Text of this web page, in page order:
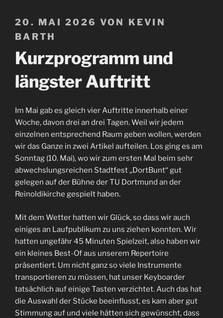
VERÖFFENTLICHT
AM
20. MAI 2026 VON KEVIN
BARTH
Kurzprogramm und
längster Auftritt
Im Mai gab es gleich vier Auftritte innerhalb einer
Woche, davon drei an drei Tagen. Weil wir jedem
einzelnen entsprechend Raum geben wollen, werden
wir das Ganze in zwei Artikel aufteilen. Los ging es am
Sonntag (10. Mai), wo wir zum ersten Mal beim sehr
abwechslungsreichen Stadtfest „DortBunt“ gut
gelegen auf der Bühne der TU Dortmund an der
Reinoldikirche gespielt haben.
Mit dem Wetter hatten wir Glück, so dass wir auch
einiges an Laufpublikum zu uns ziehen konnten. Wir
hatten ungefähr 45 Minuten Spielzeit, also haben wir
ein kleines Best-Of aus unserem Repertoire
präsentiert. Um nicht ganz so viele Instrumente
transportieren zu müssen, hat unser Keyboarder
tatsächlich auf einige Tasten verzichtet. Auch das hat
die Auswahl der Stücke beeinflusst, es kam aber gut
Stimmung auf und viele hätten sich gewünscht, dass